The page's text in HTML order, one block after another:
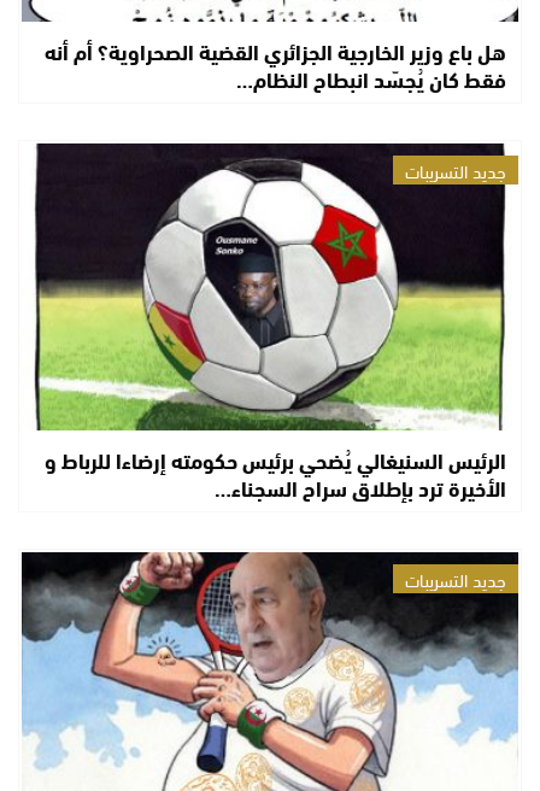
هل باع وزير الخارجية الجزائري القضية الصحراوية؟ أم أنه
فقط كان يُجسّد انبطاح النظام…
جديد التسريبات
الرئيس السنيغالي يُضحي برئيس حكومته إرضاءا للرباط و
الأخيرة ترد بإطلاق سراح السجناء…
جديد التسريبات